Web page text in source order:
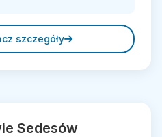
szczegóły
Sedesów